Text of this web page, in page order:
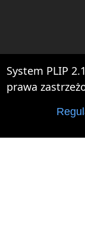
System PLIP
prawa